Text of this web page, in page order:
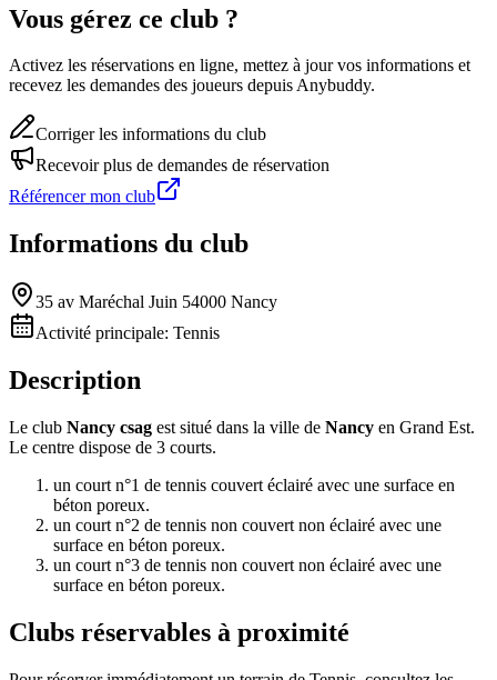
Vous gérez ce club ?
Activez les réservations en ligne, mettez à jour vos informations et
recevez les demandes des joueurs depuis Anybuddy.
Corriger les informations du club
Recevoir plus de demandes de réservation
Référencer mon club
Informations du club
35 av Maréchal Juin 54000 Nancy
Activité principale: Tennis
Description
Le club Nancy csag est situé dans la ville de Nancy en Grand Est.
Le centre dispose de 3 courts.
un court n°1 de tennis couvert éclairé avec une surface en
béton poreux.
un court n°2 de tennis non couvert non éclairé avec une
surface en béton poreux.
un court n°3 de tennis non couvert non éclairé avec une
surface en béton poreux.
Clubs réservables à proximité